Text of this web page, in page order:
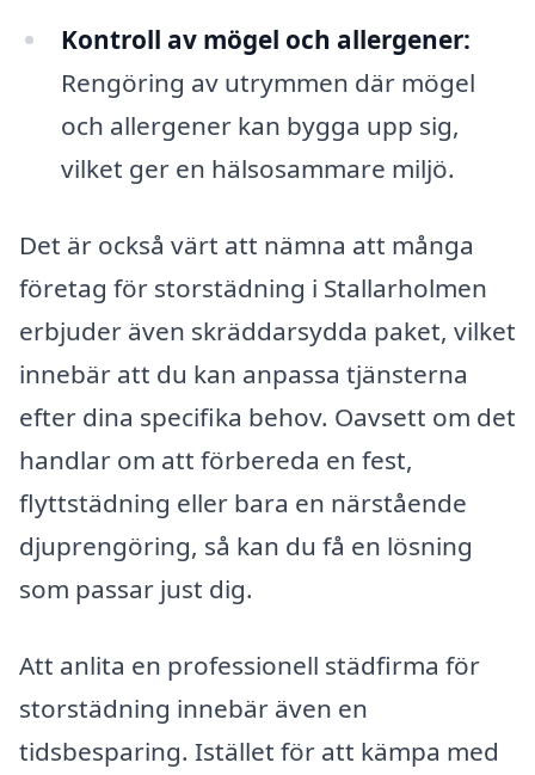
Kontroll av mögel och allergener:
Rengöring av utrymmen där mögel
och allergener kan bygga upp sig,
vilket ger en hälsosammare miljö.
Det är också värt att nämna att många
företag för storstädning i Stallarholmen
erbjuder även skräddarsydda paket, vilket
innebär att du kan anpassa tjänsterna
efter dina specifika behov. Oavsett om det
handlar om att förbereda en fest,
flyttstädning eller bara en närstående
djuprengöring, så kan du få en lösning
som passar just dig.
Att anlita en professionell städfirma för
storstädning innebär även en
tidsbesparing. Istället för att kämpa med